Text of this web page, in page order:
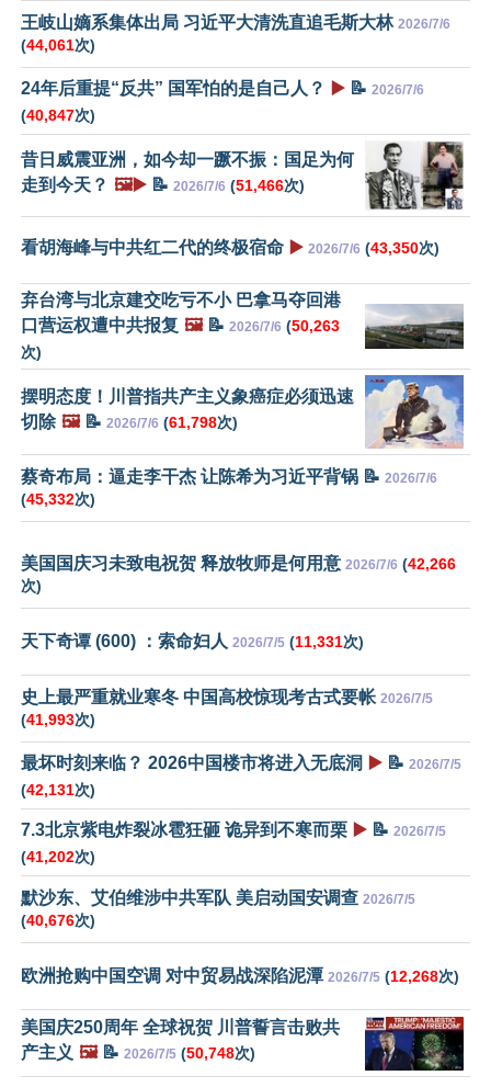
王岐山嫡系集体出局 习近平大清洗直追毛斯大林 2026/7/6
(44,061次)
24年后重提“反共” 国军怕的是自己人？ ▶️ 📝 2026/7/6
(40,847次)
昔日威震亚洲，如今却一蹶不振：国足为何
走到今天？ 🖼️▶️ 📝 2026/7/6 (51,466次)
看胡海峰与中共红二代的终极宿命 ▶️ 2026/7/6 (43,350次)
弃台湾与北京建交吃亏不小 巴拿马夺回港
口营运权遭中共报复 🖼️📝 2026/7/6 (50,263
次)
摆明态度！川普指共产主义象癌症必须迅速
切除 🖼️📝 2026/7/6 (61,798次)
蔡奇布局：逼走李干杰 让陈希为习近平背锅 📝 2026/7/6
(45,332次)
美国国庆习未致电祝贺 释放牧师是何用意 2026/7/6 (42,266
次)
天下奇谭 (600) ：索命妇人 2026/7/5 (11,331次)
史上最严重就业寒冬 中国高校惊现考古式要帐 2026/7/5
(41,993次)
最坏时刻来临？ 2026中国楼市将进入无底洞 ▶️ 📝 2026/7/5
(42,131次)
7.3北京紫电炸裂冰雹狂砸 诡异到不寒而栗 ▶️ 📝 2026/7/5
(41,202次)
默沙东、艾伯维涉中共军队 美启动国安调查 2026/7/5
(40,676次)
欧洲抢购中国空调 对中贸易战深陷泥潭 2026/7/5 (12,268次)
美国庆250周年 全球祝贺 川普誓言击败共
产主义 🖼️📝 2026/7/5 (50,748次)